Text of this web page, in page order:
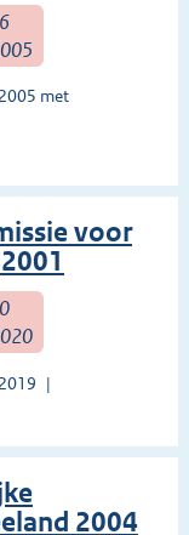
met
voor
2004